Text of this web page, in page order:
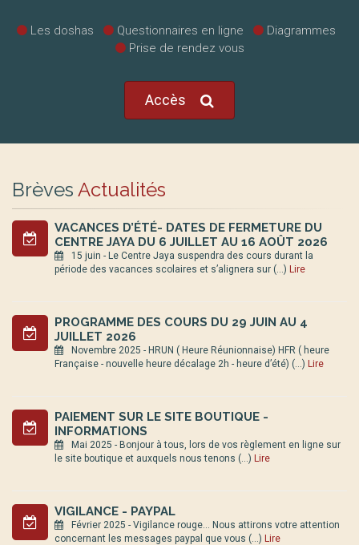
Les doshas Questionnaires en ligne
Diagrammes
Prise de rendez vous
Accès
Brèves Actualités
VACANCES D’ÉTÉ- DATES DE FERMETURE DU
CENTRE JAYA DU 6 JUILLET AU 16 AOÛT 2026
15 juin - Le Centre Jaya suspendra des cours durant la
période des vacances scolaires et s’alignera sur (…) Lire
PROGRAMME DES COURS DU 29 JUIN AU 4
JUILLET 2026
Novembre 2025 - HRUN ( Heure Réunionnaise) HFR ( heure
Française - nouvelle heure décalage 2h - heure d’été) (…) Lire
PAIEMENT SUR LE SITE BOUTIQUE -
INFORMATIONS
Mai 2025 - Bonjour à tous, lors de vos règlement en ligne sur
le site boutique et auxquels nous tenons (…) Lire
VIGILANCE - PAYPAL
Février 2025 - Vigilance rouge... Nous attirons votre attention
concernant les messages paypal que vous (…) Lire